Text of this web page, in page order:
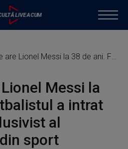
la 38 de ani. Fotbalistul a intrat în clubul exclusivist al miliardarilor din sport
Messi la
a intrat
al
sport